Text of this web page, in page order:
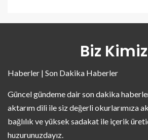
Biz Kimiz
Haberler | Son Dakika Haberler
Güncel gündeme dair son dakika
aktarım dili ile siz değerli okurlarımıza
bağlılık ve yüksek sadakat ile içerik
huzurunuzdayız.